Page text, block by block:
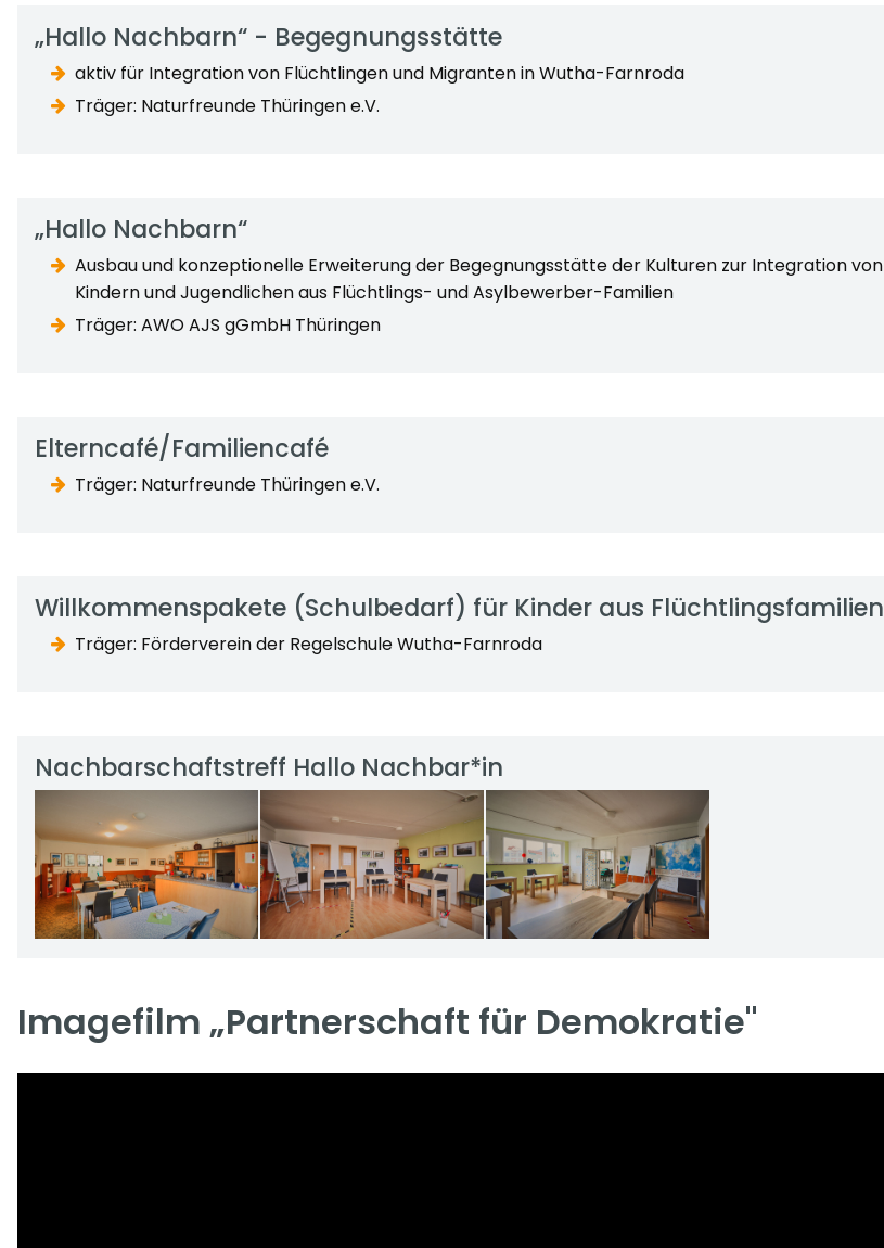
„Hallo Nachbarn“ - Begegnungsstätte
aktiv für Integration von Flüchtlingen und Migranten in Wutha-Farnroda
Träger: Naturfreunde Thüringen e.V.
„Hallo Nachbarn“
Ausbau und konzeptionelle Erweiterung der Begegnungsstätte der Kulturen zur Integration von
Kindern und Jugendlichen aus Flüchtlings- und Asylbewerber-Familien
Träger: AWO AJS gGmbH Thüringen
Elterncafé/Familiencafé
Träger: Naturfreunde Thüringen e.V.
Willkommenspakete (Schulbedarf) für Kinder aus Flüchtlingsfamilien
Träger: Förderverein der Regelschule Wutha-Farnroda
Nachbarschaftstreff Hallo Nachbar*in
Imagefilm „Partnerschaft für Demokratie"